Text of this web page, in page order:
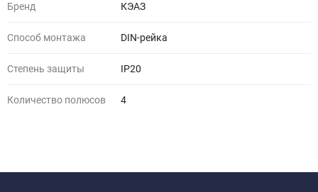
Бренд КЭАЗ
Способ монтажа DIN-рейка
Степень защиты IP20
Количество полюсов 4